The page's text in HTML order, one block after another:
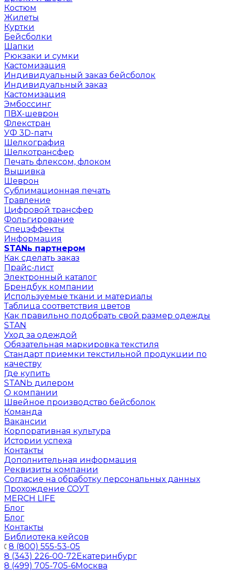
Костюм
Жилеты
Куртки
Бейсболки
Шапки
Рюкзаки и сумки
Кастомизация
Индивидуальный заказ бейсболок
Индивидуальный заказ
Кастомизация
Эмбоссинг
ПВХ-шеврон
Флекстран
УФ 3D-патч
Шелкография
Шелкотрансфер
Печать флексом, флоком
Вышивка
Шеврон
Сублимационная печать
Травление
Цифровой трансфер
Фольгирование
Спецэффекты
Информация
STANь партнером
Как сделать заказ
Прайс-лист
Электронный каталог
Брендбук компании
Используемые ткани и материалы
Таблица соответствия цветов
Как правильно подобрать свой размер одежды
STAN
Уход за одеждой
Обязательная маркировка текстиля
Стандарт приемки текстильной продукции по
качеству
Где купить
STANЬ дилером
О компании
Швейное производство бейсболок
Команда
Вакансии
Корпоративная культура
Истории успеха
Контакты
Дополнительная информация
Реквизиты компании
Согласие на обработку персональных данных
Прохождение СОУТ
MERCH LIFE
Блог
Блог
Контакты
Библиотека кейсов
8 (800) 555-53-05
8 (343) 226-00-72Екатеринбург
8 (499) 705-705-6Москва